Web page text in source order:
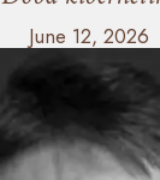
June 12, 2026